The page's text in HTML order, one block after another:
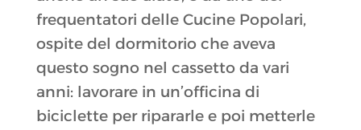
frequentatori delle Cucine Popolari,
ospite del dormitorio che aveva
questo sogno nel cassetto da vari
anni: lavorare in un’officina di
biciclette per ripararle e poi metterle